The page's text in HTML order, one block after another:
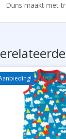
Duns maakt met